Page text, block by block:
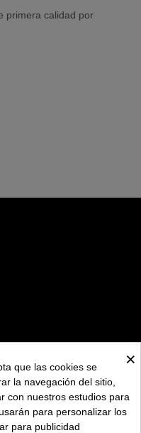
primera calidad por
×
que las cookies se
la navegación del sitio,
con nuestros estudios para
para personalizar los
para publicidad